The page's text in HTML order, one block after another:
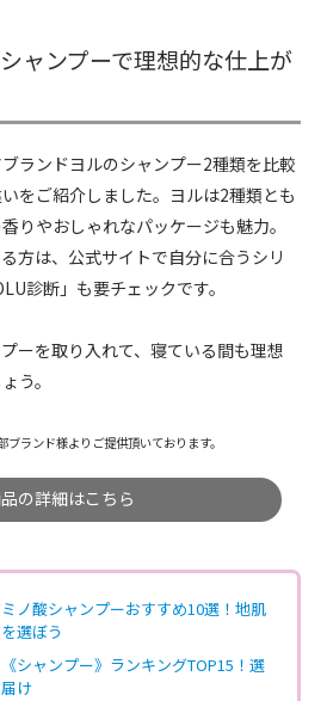
ャンプーで理想的な仕上が
ランドヨルのシャンプー2種類を比較
をご紹介しました。ヨルは2種類とも
りやおしゃれなパッケージも魅力。
方は、公式サイトで自分に合うシリ
診断」も要チェックです。
ーを取り入れて、寝ている間も理想
う。
ランド様よりご提供頂いております。
の詳細はこちら
ノ酸シャンプーおすすめ10選！地肌
選ぼう
シャンプー》ランキングTOP15！選
け